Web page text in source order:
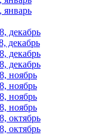
январь
декабрь
декабрь
декабрь
декабрь
ноябрь
ноябрь
ноябрь
ноябрь
октябрь
октябрь